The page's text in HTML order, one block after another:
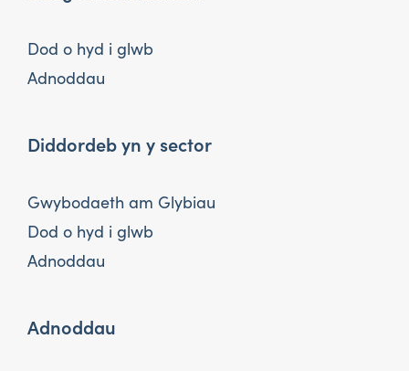
Dod o hyd i glwb
Adnoddau
Diddordeb yn y sector
Gwybodaeth am Glybiau
Dod o hyd i glwb
Adnoddau
Adnoddau